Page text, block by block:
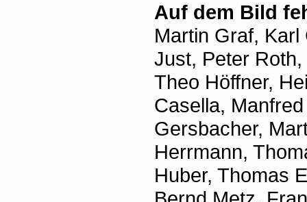
Auf dem Bild
Martin Graf,
Just, Peter
Theo Höffner,
Casella,
Gersbacher,
Herrmann,
Huber, Thomas